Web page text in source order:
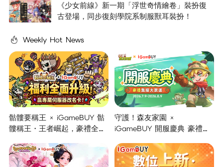
《少女前線》新一期「浮世奇情繪卷」裝扮復
古登場，同步復刻學院系制服獸耳裝扮！
Weekly Hot News
骷髏要稱王 × iGameBUY 骷
髏稱王・王者崛起，豪禮全面
守護！森友家園 ×
iGameBUY 開服慶典 豪禮集